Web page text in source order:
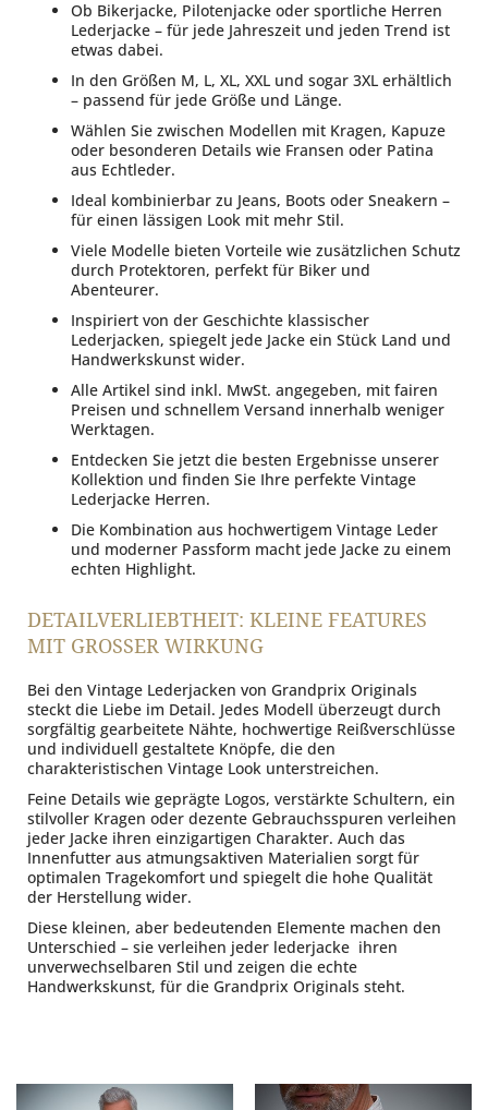
Ob Bikerjacke, Pilotenjacke oder sportliche Herren
Lederjacke – für jede Jahreszeit und jeden Trend ist
etwas dabei.
In den Größen M, L, XL, XXL und sogar 3XL erhältlich
– passend für jede Größe und Länge.
Wählen Sie zwischen Modellen mit Kragen, Kapuze
oder besonderen Details wie Fransen oder Patina
aus Echtleder.
Ideal kombinierbar zu Jeans, Boots oder Sneakern –
für einen lässigen Look mit mehr Stil.
Viele Modelle bieten Vorteile wie zusätzlichen Schutz
durch Protektoren, perfekt für Biker und
Abenteurer.
Inspiriert von der Geschichte klassischer
Lederjacken, spiegelt jede Jacke ein Stück Land und
Handwerkskunst wider.
Alle Artikel sind inkl. MwSt. angegeben, mit fairen
Preisen und schnellem Versand innerhalb weniger
Werktagen.
Entdecken Sie jetzt die besten Ergebnisse unserer
Kollektion und finden Sie Ihre perfekte Vintage
Lederjacke Herren.
Die Kombination aus hochwertigem Vintage Leder
und moderner Passform macht jede Jacke zu einem
echten Highlight.
DETAILVERLIEBTHEIT: KLEINE FEATURES
MIT GROSSER WIRKUNG
Bei den Vintage Lederjacken von Grandprix Originals
steckt die Liebe im Detail. Jedes Modell überzeugt durch
sorgfältig gearbeitete Nähte, hochwertige Reißverschlüsse
und individuell gestaltete Knöpfe, die den
charakteristischen Vintage Look unterstreichen.
Feine Details wie geprägte Logos, verstärkte Schultern, ein
stilvoller Kragen oder dezente Gebrauchsspuren verleihen
jeder Jacke ihren einzigartigen Charakter. Auch das
Innenfutter aus atmungsaktiven Materialien sorgt für
optimalen Tragekomfort und spiegelt die hohe Qualität
der Herstellung wider.
Diese kleinen, aber bedeutenden Elemente machen den
Unterschied – sie verleihen jeder lederjacke ihren
unverwechselbaren Stil und zeigen die echte
Handwerkskunst, für die Grandprix Originals steht.